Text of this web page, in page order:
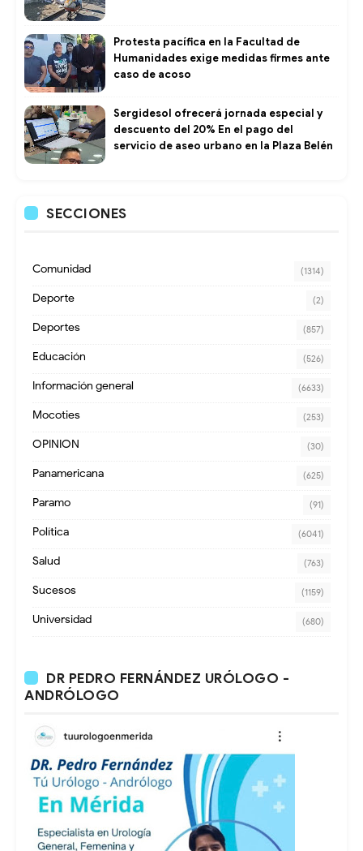
Protesta pacífica en la Facultad de
Humanidades exige medidas firmes ante
caso de acoso
Sergidesol ofrecerá jornada especial y
descuento del 20% En el pago del
servicio de aseo urbano en la Plaza Belén
SECCIONES
Comunidad (1314)
Deporte (2)
Deportes (857)
Educación (526)
Información general (6633)
Mocoties (253)
OPINION (30)
Panamericana (625)
Paramo (91)
Política (6041)
Salud (763)
Sucesos (1159)
Universidad (680)
DR PEDRO FERNÁNDEZ URÓLOGO -
ANDRÓLOGO